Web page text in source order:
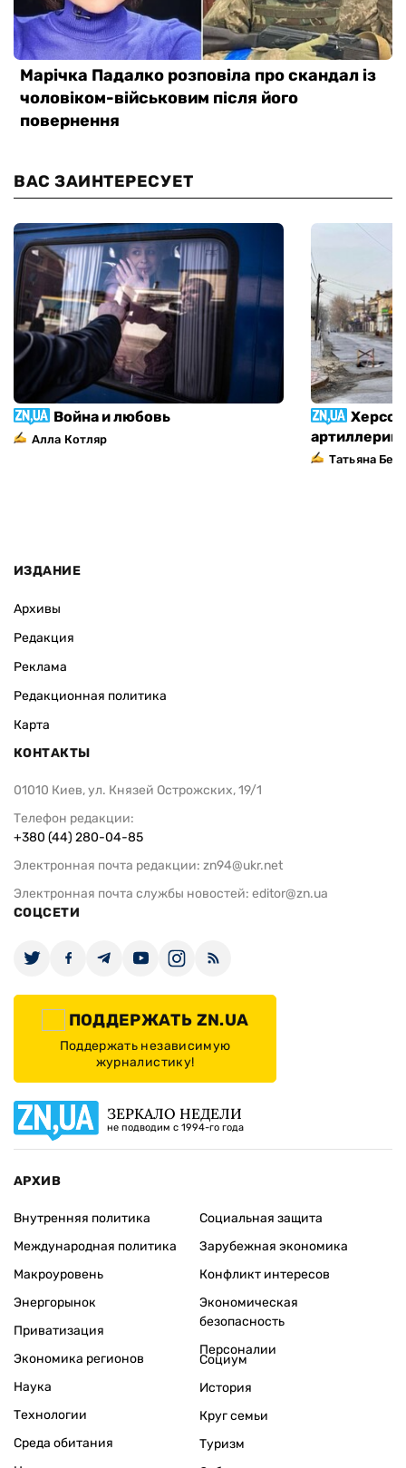
ВАС ЗАИНТЕРЕСУЕТ
Война и любовь
Алла Котляр
Татьяна
ИЗДАНИЕ
Архивы
Редакция
Реклама
Редакционная политика
Карта
КОНТАКТЫ
01010 Киев, ул. Князей Острожских, 19/1
Телефон редакции:
+380 (44) 280-04-85
Электронная почта редакции: zn94@ukr.net
Электронная почта службы новостей: editor@zn.ua
СОЦСЕТИ
ПОДДЕРЖАТЬ ZN.UA
Поддержать независимую
журналистику!
ЗЕРКАЛО НЕДЕЛИ
не подводим с 1994-го года
АРХИВ
Внутренняя политика
Международная политика
Макроуровень
Энергорынок
Приватизация
Экономика регионов
Социальная защита
Зарубежная экономика
Конфликт интересов
Экономическая
безопасность
Персоналии
Наука
Технологии
Среда обитания
Социум
История
Круг семьи
Туризм